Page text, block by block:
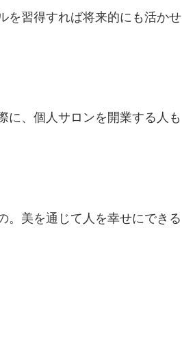
を習得すれば将来的にも活かせ
に、個人サロンを開業する人も
。美を通じて人を幸せにできる